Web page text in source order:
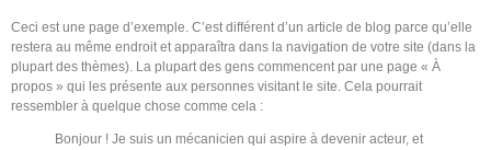
Ceci est une page d’exemple. C’est différent d’un article de blog parce qu’elle
restera au même endroit et apparaîtra dans la navigation de votre site (dans la
plupart des thèmes). La plupart des gens commencent par une page « À
propos » qui les présente aux personnes visitant le site. Cela pourrait
ressembler à quelque chose comme cela :
Bonjour ! Je suis un mécanicien qui aspire à devenir acteur, et